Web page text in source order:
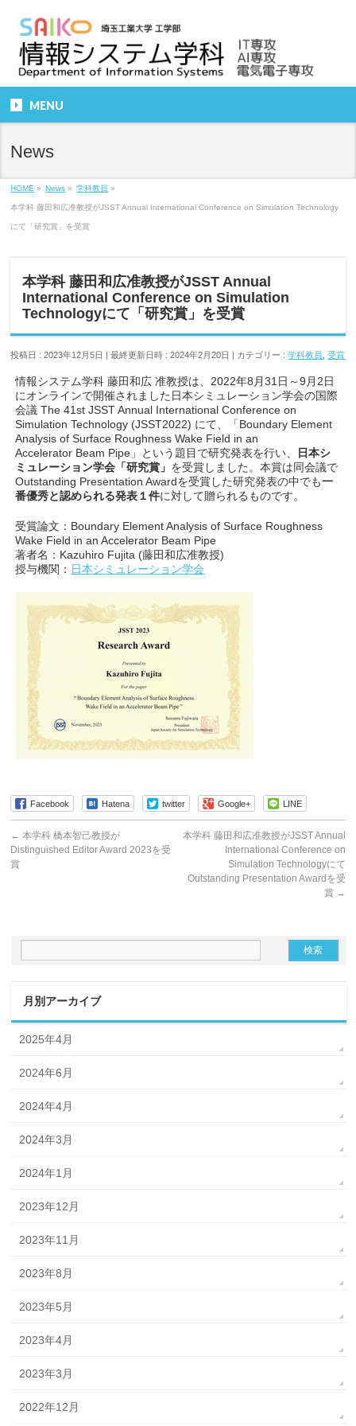
MENU
News
HOME » News » 学科教員 »
本学科 藤田和広准教授がJSST Annual International Conference on Simulation Technology
にて「研究賞」を受賞
本学科 藤田和広准教授がJSST Annual
International Conference on Simulation
Technologyにて「研究賞」を受賞
投稿日 : 2023年12月5日 最終更新日時 : 2024年2月20日 カテゴリー :学科教員 ,受賞
情報システム学科 藤田和広 准教授は、2022年8月31日～9月2日
にオンラインで開催されました日本シミュレーション学会の国際
会議 The 41st JSST Annual International Conference on
Simulation Technology (JSST2022) にて、「Boundary Element
Analysis of Surface Roughness Wake Field in an
Accelerator Beam Pipe」という題目で研究発表を行い、
日本シ
ミュレーション学会「研究賞」 を受賞しました。本賞は同会議で
Outstanding Presentation Awardを受賞した研究発表の中でも一
番優秀と認められる発表１件に対して贈られるものです。
受賞論文：Boundary Element Analysis of Surface Roughness
Wake Field in an Accelerator Beam Pipe
著者名：Kazuhiro Fujita (藤田和広准教授)
授与機関： 日本シミュレーション学会
Facebook Hatena twitter Google+ LINE
← 本学科 橋本智己教授が
Distinguished Editor Award 2023を受
賞
本学科 藤田和広准教授がJSST Annual
International Conference on
Simulation Technologyにて
Outstanding Presentation Awardを受
賞 →
月別アーカイブ
2025年4月
2024年6月
2024年4月
2024年3月
2024年1月
2023年12月
2023年11月
2023年8月
2023年5月
2023年4月
2023年3月
2022年12月